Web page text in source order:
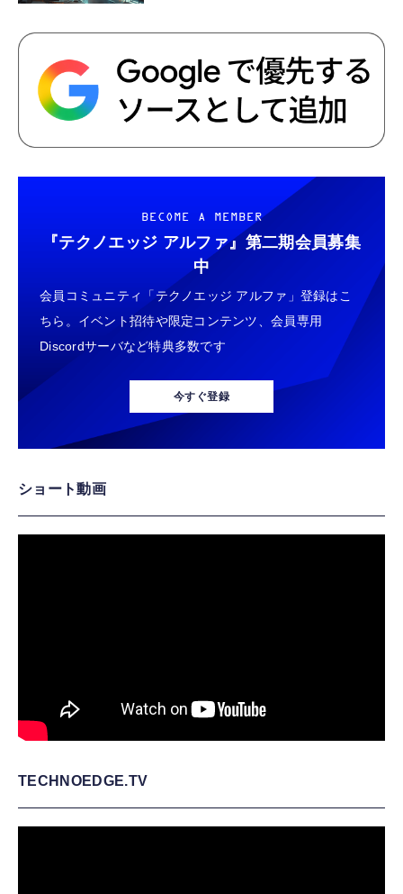
BECOME A MEMBER
『テクノエッジ アルファ』 第二期会員募集
中
会員コミュニティ「テクノエッジ アルファ」登録はこ
ちら。イベント招待や限定コンテンツ、会員専用
Discordサーバなど特典多数です
今すぐ登録
ショート動画
TECHNOEDGE.TV